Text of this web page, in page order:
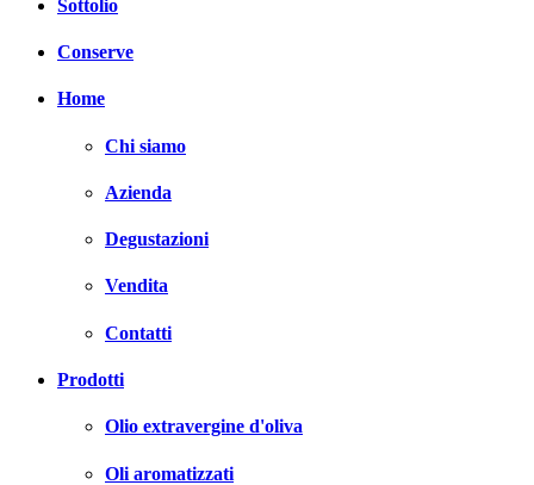
Sottolio
Conserve
Home
Chi siamo
Azienda
Degustazioni
Vendita
Contatti
Prodotti
Olio extravergine d'oliva
Oli aromatizzati